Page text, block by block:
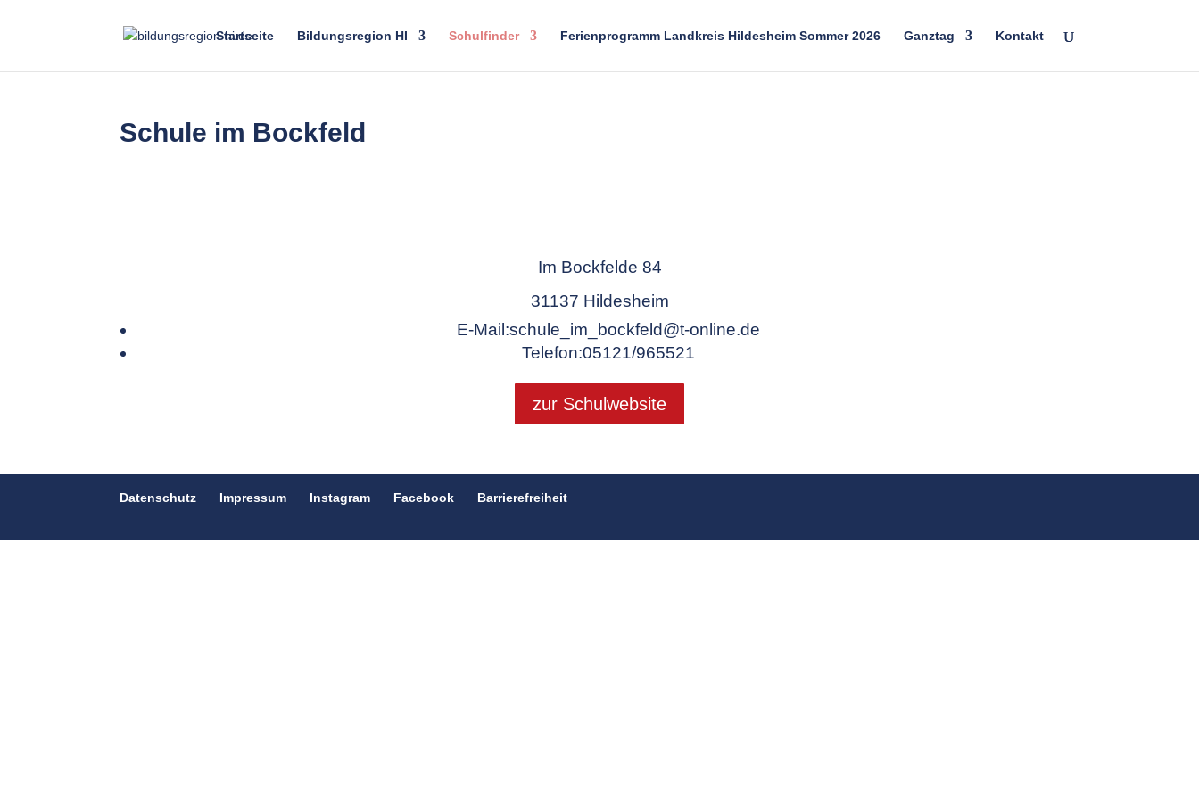
Startseite Bildungsregion HI Schulfinder Ferienprogramm Landkreis Hildesheim Sommer 2026 Ganztag Kontakt
Schule im Bockfeld
Im Bockfelde 84
31137 Hildesheim
E-Mail:schule_im_bockfeld@t-online.de
Telefon:05121/965521
zur Schulwebsite
Datenschutz Impressum Instagram Facebook Barrierefreiheit